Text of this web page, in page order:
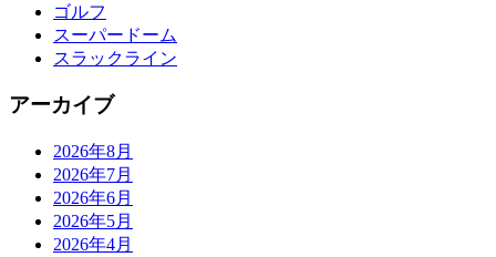
ゴルフ
スーパードーム
スラックライン
アーカイブ
2026年8月
2026年7月
2026年6月
2026年5月
2026年4月